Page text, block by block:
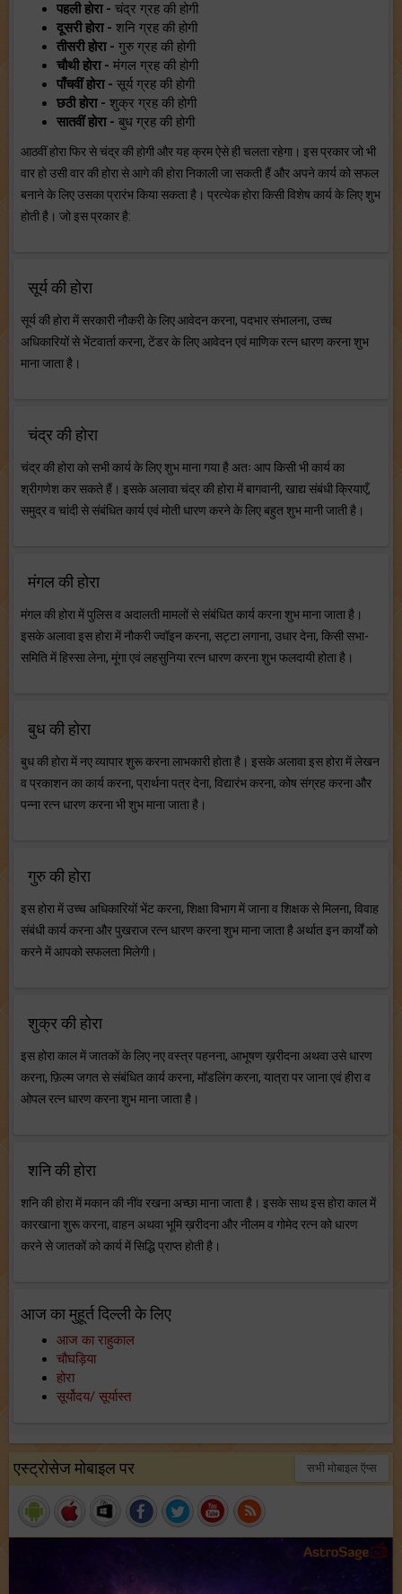
पहली होरा - चंद्र ग्रह की होगी
दूसरी होरा - शनि ग्रह की होगी
तीसरी होरा - गुरु ग्रह की होगी
चौथी होरा - मंगल ग्रह की होगी
पाँचवीं होरा - सूर्य ग्रह की होगी
छठी होरा - शुक्र ग्रह की होगी
सातवीं होरा - बुध ग्रह की होगी
आठवीं होरा फिर से चंद्र की होगी और यह क्रम ऐसे ही चलता रहेगा। इस प्रकार जो भी
वार हो उसी वार की होरा से आगे की होरा निकाली जा सकती हैं और अपने कार्य को सफल
बनाने के लिए उसका प्रारंभ किया सकता है। प्रत्येक होरा किसी विशेष कार्य के लिए शुभ
होती है। जो इस प्रकार है:
सूर्य की होरा
सूर्य की होरा में सरकारी नौकरी के लिए आवेदन करना, पदभार संभालना, उच्च
अधिकारियों से भेंटवार्ता करना, टेंडर के लिए आवेदन एवं माणिक रत्न धारण करना शुभ
माना जाता है।
चंद्र की होरा
चंद्र की होरा को सभी कार्य के लिए शुभ माना गया है अतः आप किसी भी कार्य का
श्रीगणेश कर सकते हैं। इसके अलावा चंद्र की होरा में बागवानी, खाद्य संबंधी क्रियाएँ,
समुद्र व चांदी से संबंधित कार्य एवं मोती धारण करने के लिए बहुत शुभ मानी जाती है।
मंगल की होरा
मंगल की होरा में पुलिस व अदालती मामलों से संबंधित कार्य करना शुभ माना जाता है।
इसके अलावा इस होरा में नौकरी ज्वॉइन करना, सट्टा लगाना, उधार देना, किसी सभा-
समिति में हिस्सा लेना, मूंगा एवं लहसुनिया रत्न धारण करना शुभ फलदायी होता है।
बुध की होरा
बुध की होरा में नए व्यापार शुरू करना लाभकारी होता है। इसके अलावा इस होरा में लेखन
व प्रकाशन का कार्य करना, प्रार्थना पत्र देना, विद्यारंभ करना, कोष संग्रह करना और
पन्ना रत्न धारण करना भी शुभ माना जाता है।
गुरु की होरा
इस होरा में उच्च अधिकारियों भेंट करना, शिक्षा विभाग में जाना व शिक्षक से मिलना, विवाह
संबंधी कार्य करना और पुखराज रत्न धारण करना शुभ माना जाता है अर्थात इन कार्यों को
करने में आपको सफलता मिलेगी।
शुक्र की होरा
इस होरा काल में जातकों के लिए नए वस्त्र पहनना, आभूषण ख़रीदना अथवा उसे धारण
करना, फ़िल्म जगत से संबंधित कार्य करना, मॉडलिंग करना, यात्रा पर जाना एवं हीरा व
ओपल रत्न धारण करना शुभ माना जाता है।
शनि की होरा
शनि की होरा में मकान की नींव रखना अच्छा माना जाता है। इसके साथ इस होरा काल में
कारखाना शुरू करना, वाहन अथवा भूमि ख़रीदना और नीलम व गोमेद रत्न को धारण
करने से जातकों को कार्य में सिद्धि प्राप्त होती है।
आज का मुहूर्त दिल्ली के लिए
आज का राहुकाल
चौघड़िया
होरा
सूर्योदय/ सूर्यास्त
एस्ट्रोसेज मोबाइल पर सभी मोबाइल ऍप्स